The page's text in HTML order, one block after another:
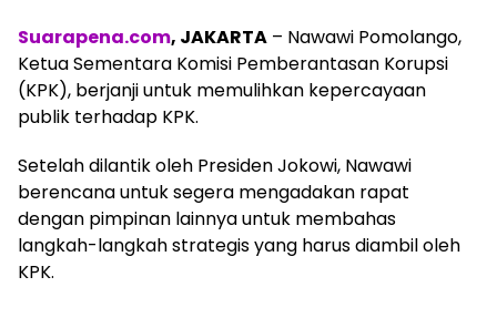
Suarapena.com, JAKARTA – Nawawi Pomolango,
Ketua Sementara Komisi Pemberantasan Korupsi
(KPK), berjanji untuk memulihkan kepercayaan
publik terhadap KPK.
Setelah dilantik oleh Presiden Jokowi, Nawawi
berencana untuk segera mengadakan rapat
dengan pimpinan lainnya untuk membahas
langkah-langkah strategis yang harus diambil oleh
KPK.